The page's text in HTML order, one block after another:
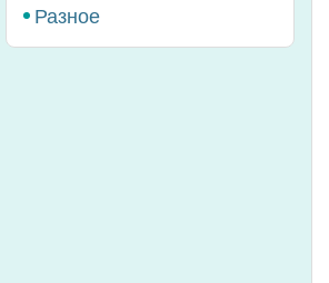
Разное